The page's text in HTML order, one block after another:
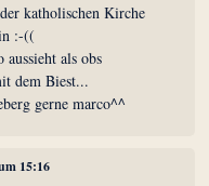
katholischen Kirche
:-((
aussieht als obs
dem Biest...
gerne marco^^
15:16